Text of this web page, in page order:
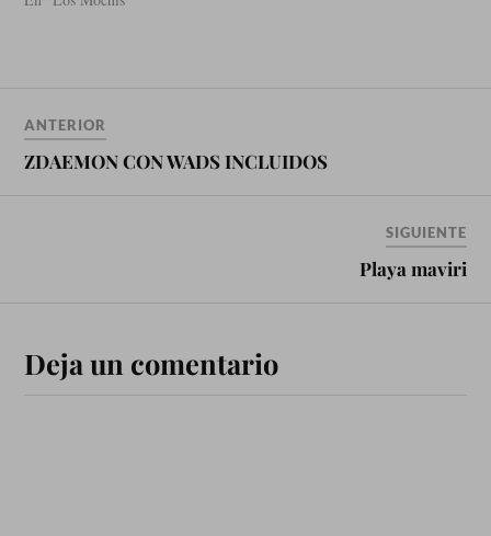
ANTERIOR
ZDAEMON CON WADS INCLUIDOS
SIGUIENTE
Playa maviri
Deja un comentario